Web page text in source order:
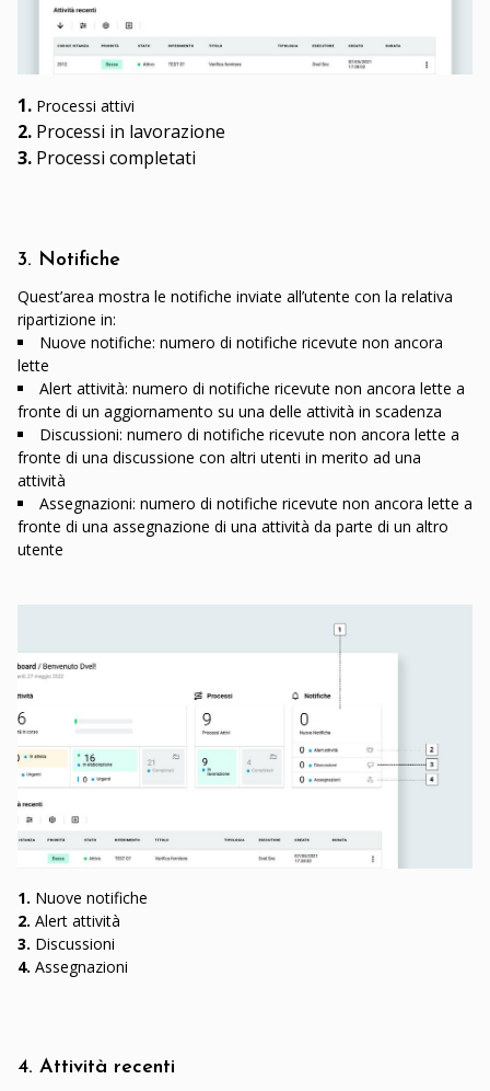
1. Processi attivi
2. Processi in lavorazione
3. Processi completati
3. Notifiche
Quest’area mostra le notifiche inviate all’utente con la relativa
ripartizione in:
Nuove notifiche: numero di notifiche ricevute non ancora
lette
Alert attività: numero di notifiche ricevute non ancora lette a
fronte di un aggiornamento su una delle attività in scadenza
Discussioni: numero di notifiche ricevute non ancora lette a
fronte di una discussione con altri utenti in merito ad una
attività
Assegnazioni: numero di notifiche ricevute non ancora lette a
fronte di una assegnazione di una attività da parte di un altro
utente
1. Nuove notifiche
2. Alert attività
3. Discussioni
4. Assegnazioni
4. Attività recenti